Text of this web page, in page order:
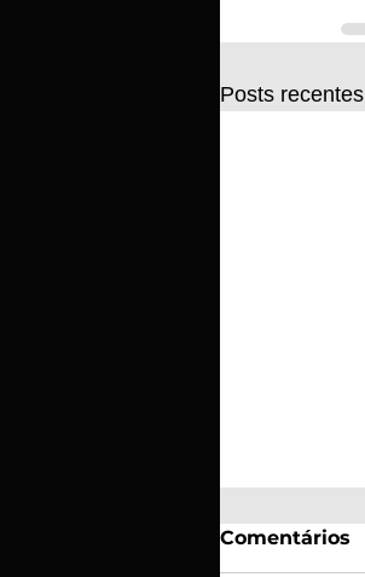
Posts recentes
Comentários